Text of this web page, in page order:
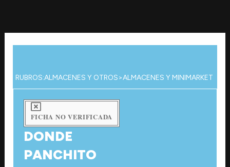
contenido
RUBROS:ALMACENES Y OTROS>ALMACENES Y MINIMARKET
FICHA NO VERIFICADA
DONDE
PANCHITO